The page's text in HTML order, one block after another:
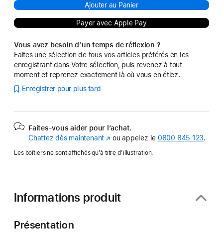
Ajouter au Panier
Payer avec Apple Pay
Vous avez besoin d’un temps de réflexion ?
Faites une sélection de tous vos articles préférés en les
enregistrant dans Votre sélection, puis revenez à tout
moment et reprenez exactement là où vous en étiez.
Enregistrer pour plus tard
Faites-vous aider pour l’achat.
Chattez dès maintenant (s’ouvre
une
fenêtre)
ou appelez le 0800 845 123.
Les boîtiers ne sont affichés qu’à titre d’illustration.
Informations produit
Présentation